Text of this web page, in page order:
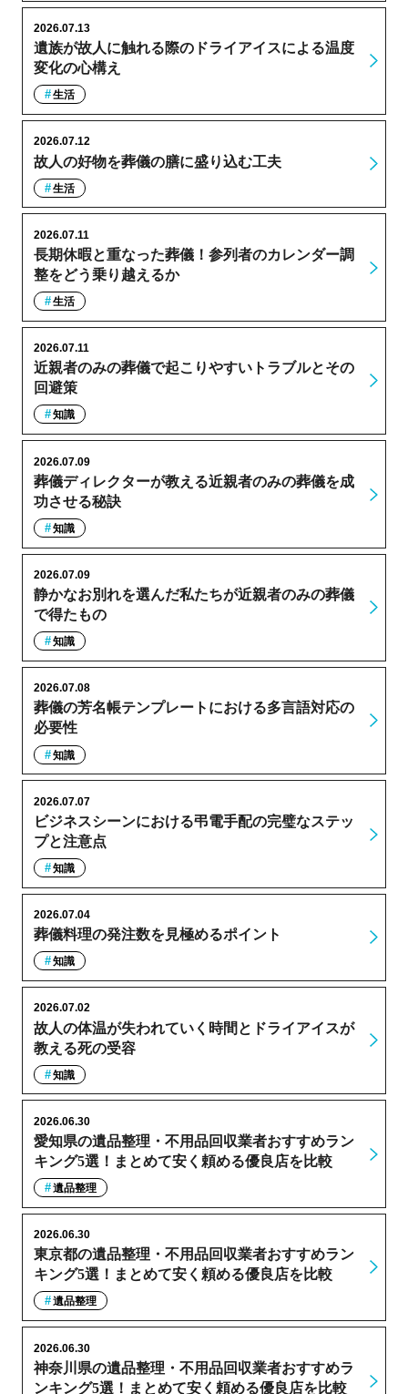
遺族が故人に触れる際のドライアイスによる温度
変化の心構え
2026.07.13
生活
故人の好物を葬儀の膳に盛り込む工夫
2026.07.12
生活
長期休暇と重なった葬儀！参列者のカレンダー調
整をどう乗り越えるか
2026.07.11
生活
近親者のみの葬儀で起こりやすいトラブルとその
回避策
2026.07.11
知識
葬儀ディレクターが教える近親者のみの葬儀を成
功させる秘訣
2026.07.09
知識
静かなお別れを選んだ私たちが近親者のみの葬儀
で得たもの
2026.07.09
知識
葬儀の芳名帳テンプレートにおける多言語対応の
必要性
2026.07.08
知識
ビジネスシーンにおける弔電手配の完璧なステッ
プと注意点
2026.07.07
知識
葬儀料理の発注数を見極めるポイント
2026.07.04
知識
故人の体温が失われていく時間とドライアイスが
教える死の受容
2026.07.02
知識
愛知県の遺品整理・不用品回収業者おすすめラン
キング5選！まとめて安く頼める優良店を比較
2026.06.30
遺品整理
東京都の遺品整理・不用品回収業者おすすめラン
キング5選！まとめて安く頼める優良店を比較
2026.06.30
遺品整理
神奈川県の遺品整理・不用品回収業者おすすめラ
ンキング5選！まとめて安く頼める優良店を比較
2026.06.30